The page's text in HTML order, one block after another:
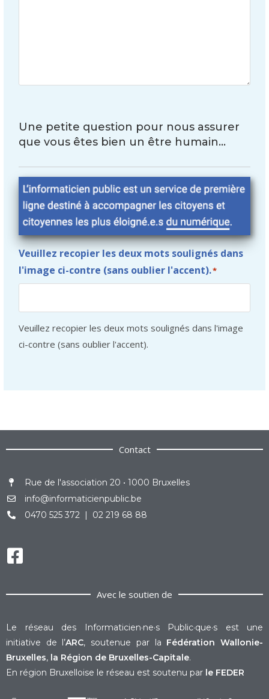
Une petite question pour nous assurer
que vous êtes bien un être humain...
Veuillez recopier les deux mots soulignés dans
l'image ci-contre (sans oublier l'accent).*
Veuillez recopier les deux mots soulignés dans l'image
ci-contre (sans oublier l'accent).
Contact
Rue de l'association 20 • 1000 Bruxelles
info@informaticienpublic.be
0470 525 372 | 02 219 68 88
Avec le soutien de
Le réseau des Informaticien·ne·s Public·que·s est une
initiative de l’ARC, soutenue par la Fédération Wallonie-
Bruxelles, la Région de Bruxelles-Capitale.
En région Bruxelloise le réseau est soutenu par le FEDER